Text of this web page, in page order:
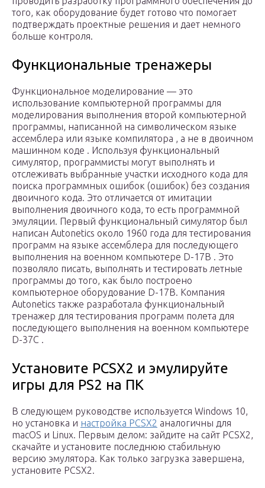
того, как оборудование будет готово что помогает
подтверждать проектные решения и дает немного
больше контроля.
Функциональные тренажеры
Функциональное моделирование — это
использование компьютерной программы для
моделирования выполнения второй компьютерной
программы, написанной на символическом языке
ассемблера или языке компилятора , а не в двоичном
машинном коде . Используя функциональный
симулятор, программисты могут выполнять и
отслеживать выбранные участки исходного кода для
поиска программных ошибок (ошибок) без создания
двоичного кода. Это отличается от имитации
выполнения двоичного кода, то есть программной
эмуляции. Первый функциональный симулятор был
написан Autonetics около 1960 года для тестирования
программ на языке ассемблера для последующего
выполнения на военном компьютере D-17B . Это
позволяло писать, выполнять и тестировать летные
программы до того, как было построено
компьютерное оборудование D-17B. Компания
Autonetics также разработала функциональный
тренажер для тестирования программ полета для
последующего выполнения на военном компьютере
D-37C .
Установите PCSX2 и эмулируйте
игры для PS2 на ПК
В следующем руководстве используется Windows 10,
но установка и настройка PCSX2 аналогичны для
macOS и Linux. Первым делом: зайдите на сайт PCSX2,
скачайте и установите последнюю стабильную
версию эмулятора. Как только загрузка завершена,
установите PCSX2.